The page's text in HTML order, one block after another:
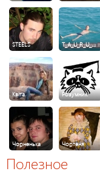
STEELS T_A_U_R_U_…
Квiта Розумник
Чорненька Чортеня
Полезное